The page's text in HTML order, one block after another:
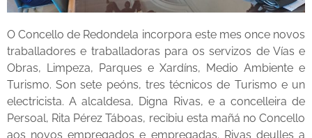
O Concello de Redondela incorpora este mes once novos
traballadores e traballadoras para os servizos de Vías e
Obras, Limpeza, Parques e Xardíns, Medio Ambiente e
Turismo. Son sete peóns, tres técnicos de Turismo e un
electricista. A alcaldesa, Digna Rivas, e a concelleira de
Persoal, Rita Pérez Táboas, recibiu esta mañá no Concello
aos novos empregados e empregadas. Rivas deulles a